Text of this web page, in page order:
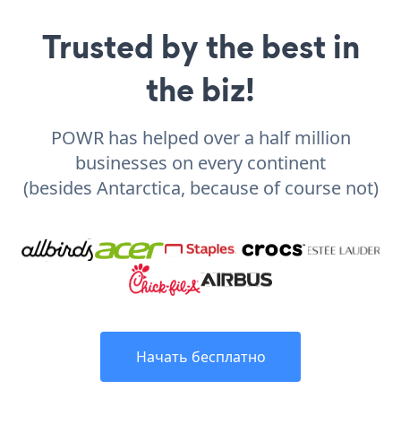
Trusted by the best in
the biz!
POWR has helped over a half million
businesses on every continent
(besides Antarctica, because of course not)
Начать бесплатно